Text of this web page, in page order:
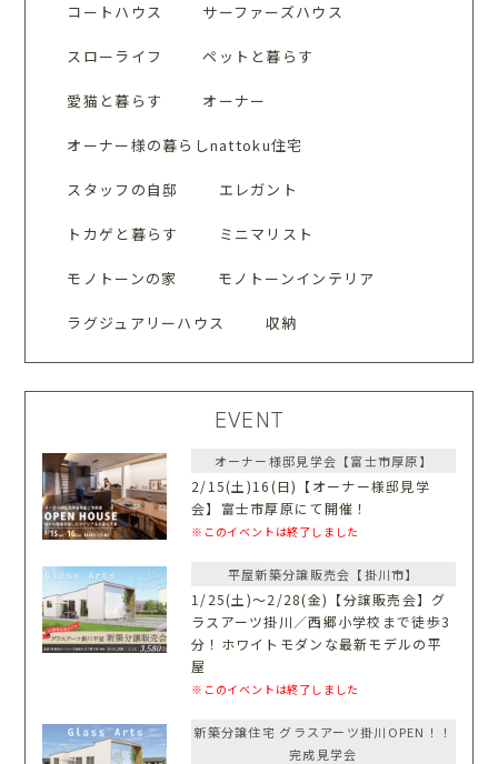
コートハウス サーファーズハウス
スローライフ ペットと暮らす
愛猫と暮らす オーナー
オーナー様の暮らしnattoku住宅
スタッフの自邸 エレガント
トカゲと暮らす ミニマリスト
モノトーンの家 モノトーンインテリア
ラグジュアリーハウス 収納
EVENT
オーナー様邸見学会【富士市厚原】
2/15(土)16(日)【オーナー様邸見学
会】富士市厚原にて開催！
※このイベントは終了しました
平屋新築分譲販売会【掛川市】
1/25(土)〜2/28(金)【分譲販売会】グ
ラスアーツ掛川／西郷小学校まで徒歩3
分！ホワイトモダンな最新モデルの平
屋
※このイベントは終了しました
新築分譲住宅 グラスアーツ掛川OPEN！！
完成見学会